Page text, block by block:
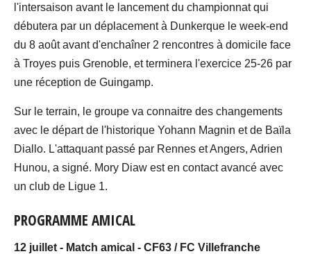
l'intersaison avant le lancement du championnat qui
débutera par un déplacement à Dunkerque le week-end
du 8 août avant d'enchaîner 2 rencontres à domicile face
à Troyes puis Grenoble, et terminera l'exercice 25-26 par
une réception de Guingamp.
Sur le terrain, le groupe va connaitre des changements
avec le départ de l'historique Yohann Magnin et de Baïla
Diallo. L'attaquant passé par Rennes et Angers, Adrien
Hunou, a signé. Mory Diaw est en contact avancé avec
un club de Ligue 1.
PROGRAMME AMICAL
12 juillet - Match amical - CF63 / FC Villefranche